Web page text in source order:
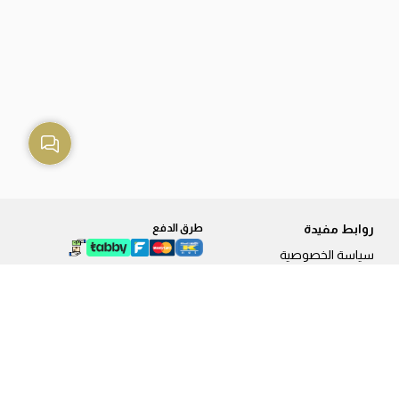
روابط مفيدة
سياسة الخصوصية
طرق الدفع